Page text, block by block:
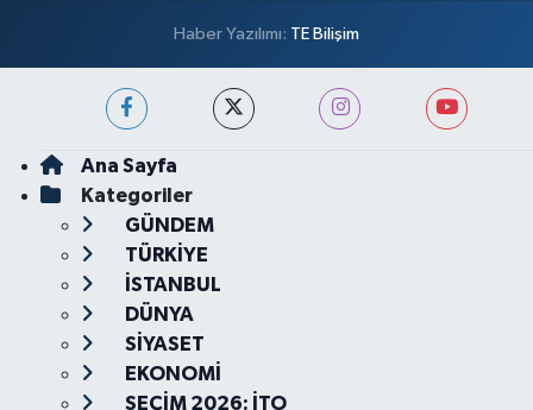
Haber Yazılımı: TE Bilişim
Ana Sayfa
Kategoriler
GÜNDEM
TÜRKİYE
İSTANBUL
DÜNYA
SİYASET
EKONOMİ
SEÇİM 2026: İTO